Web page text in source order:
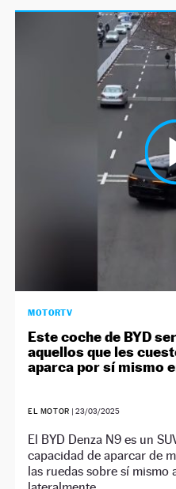
MOTORTV
Este coche de BYD
aquellos que les
aparca por sí mismo
EL MOTOR |23/03/2025
El BYD Denza N9 es un
capacidad de aparcar de
las ruedas sobre sí mismo